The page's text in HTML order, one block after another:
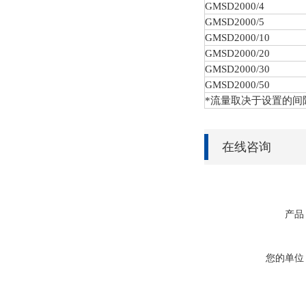
GMSD2000/4
GMSD2000/5
GMSD2000/10
GMSD2000/20
GMSD2000/30
GMSD2000/50
*流量取决于设置的间
在线咨询
产品
您的单位